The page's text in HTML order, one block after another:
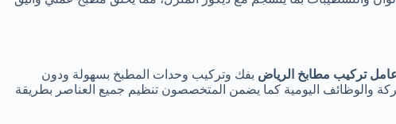
تركيب مطابخ الرياض بفك وتركيب وحدات المطبخ بسهولة ودون
والوظائف اليومية كما يضمن المتخصصون تنظيم جميع العناصر بطريقة